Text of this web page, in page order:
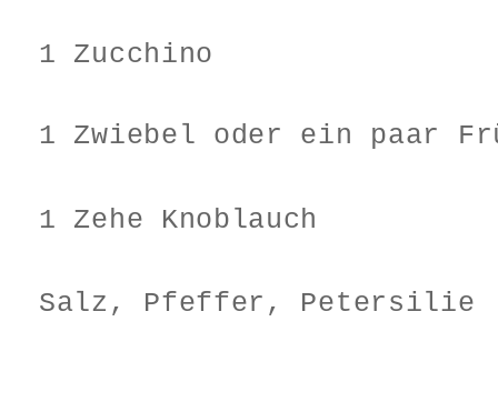
1 Zucchino
1 Zwiebel oder ein paar
1 Zehe Knoblauch
Salz, Pfeffer, Petersilie